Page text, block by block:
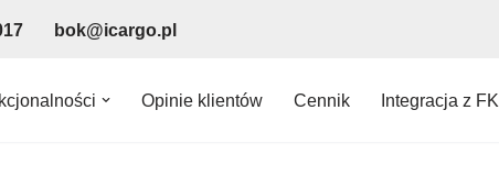
bok@icargo.pl
Opinie klientów Cennik Integracja z FK